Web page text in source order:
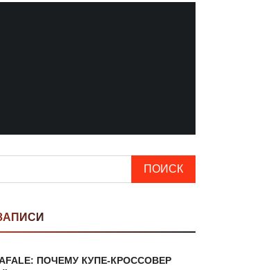
ПОЧЕМУ КУПЕ-КРОССОВЕР